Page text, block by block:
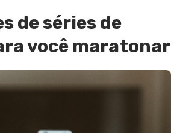
deséries de
você maratonar